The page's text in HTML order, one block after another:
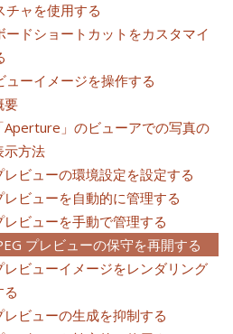
チャを使用する
ードショートカットをカスタマイ
ューイメージを操作する
要
「Aperture」のビューアでの写真の
示方法
レビューの環境設定を設定する
レビューを自動的に管理する
レビューを手動で管理する
プレビューの保守を再開する
レビューイメージをレンダリング
る
レビューの生成を抑制する